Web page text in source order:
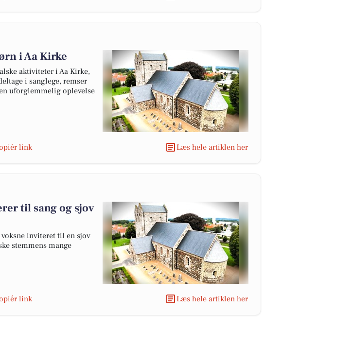
i Aa Kirke
aktiviteter i Aa Kirke,
i sanglege, remser
uforglemmelig oplevelse
link Læs hele artiklen her
til sang og sjov
voksne inviteret til en sjov
stemmens mange
link Læs hele artiklen her